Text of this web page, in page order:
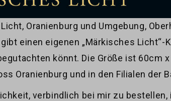
Oranienburg und Umgebung,
einen eigenen „Märkisches
könnt. Die Größe ist 60cm
Oranienburg und in den Filialen der
verbindlich bei mir zu